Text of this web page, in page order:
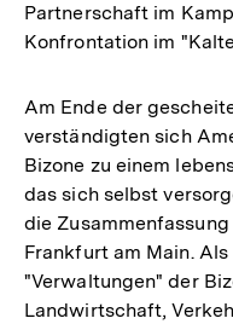
Partnerschaft im
Konfrontation im
Am Ende der
verständigten sich
Bizone zu einem
das sich selbst
die
Frankfurt am Main.
"Verwaltungen" der
Landwirtschaft,